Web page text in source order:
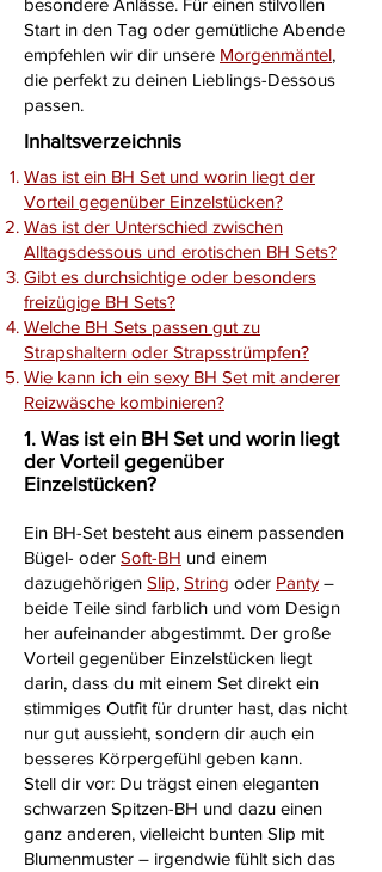
besondere Anlässe. Für einen stilvollen
Start in den Tag oder gemütliche Abende
empfehlen wir dir unsere Morgenmäntel,
die perfekt zu deinen Lieblings-Dessous
passen.
Inhaltsverzeichnis
Was ist ein BH Set und worin liegt der
Vorteil gegenüber Einzelstücken?
Was ist der Unterschied zwischen
Alltagsdessous und erotischen BH Sets?
Gibt es durchsichtige oder besonders
freizügige BH Sets?
​Welche BH Sets passen gut zu
Strapshaltern oder Strapsstrümpfen?
Wie kann ich ein sexy BH Set mit anderer
Reizwäsche kombinieren?
1. Was ist ein BH Set und worin liegt
der Vorteil gegenüber
Einzelstücken?
Ein BH-Set besteht aus einem passenden
Bügel- oder Soft-BH und einem
dazugehörigen Slip, String oder Panty –
beide Teile sind farblich und vom Design
her aufeinander abgestimmt. Der große
Vorteil gegenüber Einzelstücken liegt
darin, dass du mit einem Set direkt ein
stimmiges Outfit für drunter hast, das nicht
nur gut aussieht, sondern dir auch ein
besseres Körpergefühl geben kann.
Stell dir vor: Du trägst einen eleganten
schwarzen Spitzen-BH und dazu einen
ganz anderen, vielleicht bunten Slip mit
Blumenmuster – irgendwie fühlt sich das